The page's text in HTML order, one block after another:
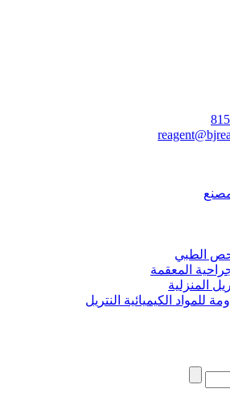
الطبي
المعقمة
المنزلية
للمواد الكيميائية النتريل